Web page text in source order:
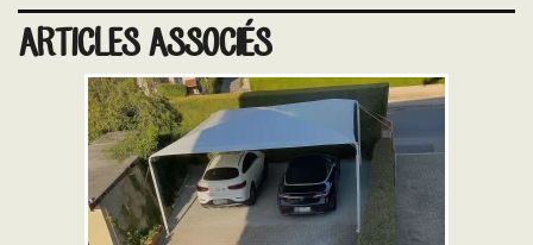
ARTICLES ASSOCIÉS